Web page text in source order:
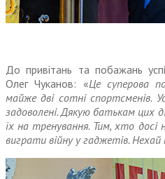
До привітань та побажань
Олег Чуканов: «Це суперова
майже дві сотні спортсменів.
задоволені. Дякую батькам цих
їх на тренування. Тим, хто
виграти війну у гаджетів.